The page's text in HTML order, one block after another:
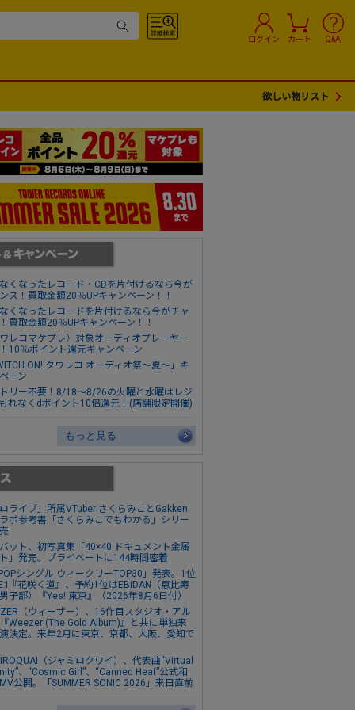
ログイン カート Q&A
欲しい物リスト
くなったレコード・CDを片付けるなら今が
ス！買取金額20％UPキャンペーン！！
くなったレコードを片付けるなら今がチャ
買取金額20％UPキャンペーン！！
ワレコマケプレ〉対象オーディオプレーヤー
10％ポイント還元キャンペーン
ON! タワレコ オーディオ祭～夏～」キ
ーン
リー不要！8/18～8/26の火曜と水曜はレジ
れなくdポイント10倍還元！(店舗限定開催)
もっと見る
ロライブ」所属VTuber さくらみことGakken
ボ参考書「さくらみこでもわかる」シリー
ット、初写真集「40×40 ドキュメント金属
」発売。プライベートに144時間密着
POPシングル ウィークリーTOP30」発表。1位
『花咲く道』、予約1位はEBiDAN（恵比寿
子部）『Yes! 東京』（2026年8月6日付）
（ウィーザー）、16作目スタジオ・アル
Weezer (The Gold Album)』と共に単独来
決定。来年2月に東京、京都、大阪、愛知で
（ジャミロクワイ）、代表曲“Virtual
、“Cosmic Girl”、“Canned Heat”公式和
公開。「SUMMER SONIC 2026」来日直前